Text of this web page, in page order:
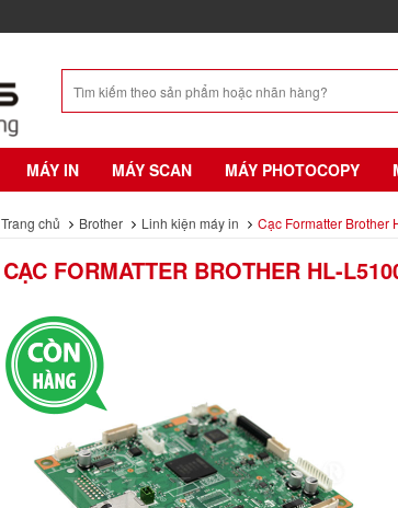
MÁY IN MÁY SCAN MÁY PHOTOCOPY
Trang chủ Brother Linh kiện máy in Cạc Formatter Brother
CẠC FORMATTER BROTHER HL-